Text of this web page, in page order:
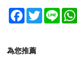
Facebook
TwitterLine
為您推薦